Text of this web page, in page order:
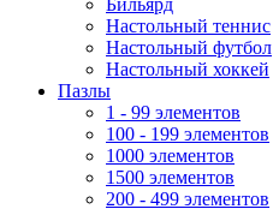
Бильярд
Настольный теннис
Настольный футбол
Настольный хоккей
Пазлы
1 - 99 элементов
100 - 199 элементов
1000 элементов
1500 элементов
200 - 499 элементов